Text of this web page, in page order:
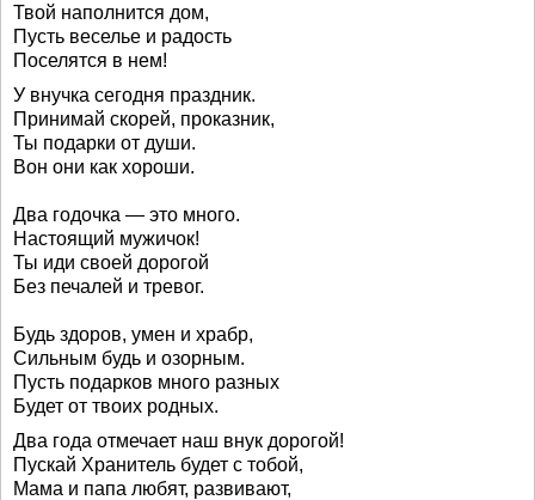
Твой наполнится дом,
Пусть веселье и радость
Поселятся в нем!
У внучка сегодня праздник.
Принимай скорей, проказник,
Ты подарки от души.
Вон они как хороши.
Два годочка — это много.
Настоящий мужичок!
Ты иди своей дорогой
Без печалей и тревог.
Будь здоров, умен и храбр,
Сильным будь и озорным.
Пусть подарков много разных
Будет от твоих родных.
Два года отмечает наш внук дорогой!
Пускай Хранитель будет с тобой,
Мама и папа любят, развивают,